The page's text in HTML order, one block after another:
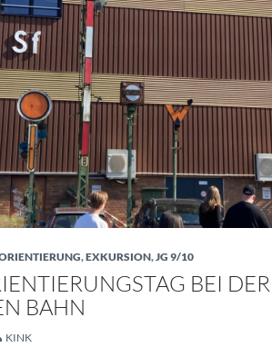
,EXKURSION,JG 9/10
BEI DER
BAHN
KINK